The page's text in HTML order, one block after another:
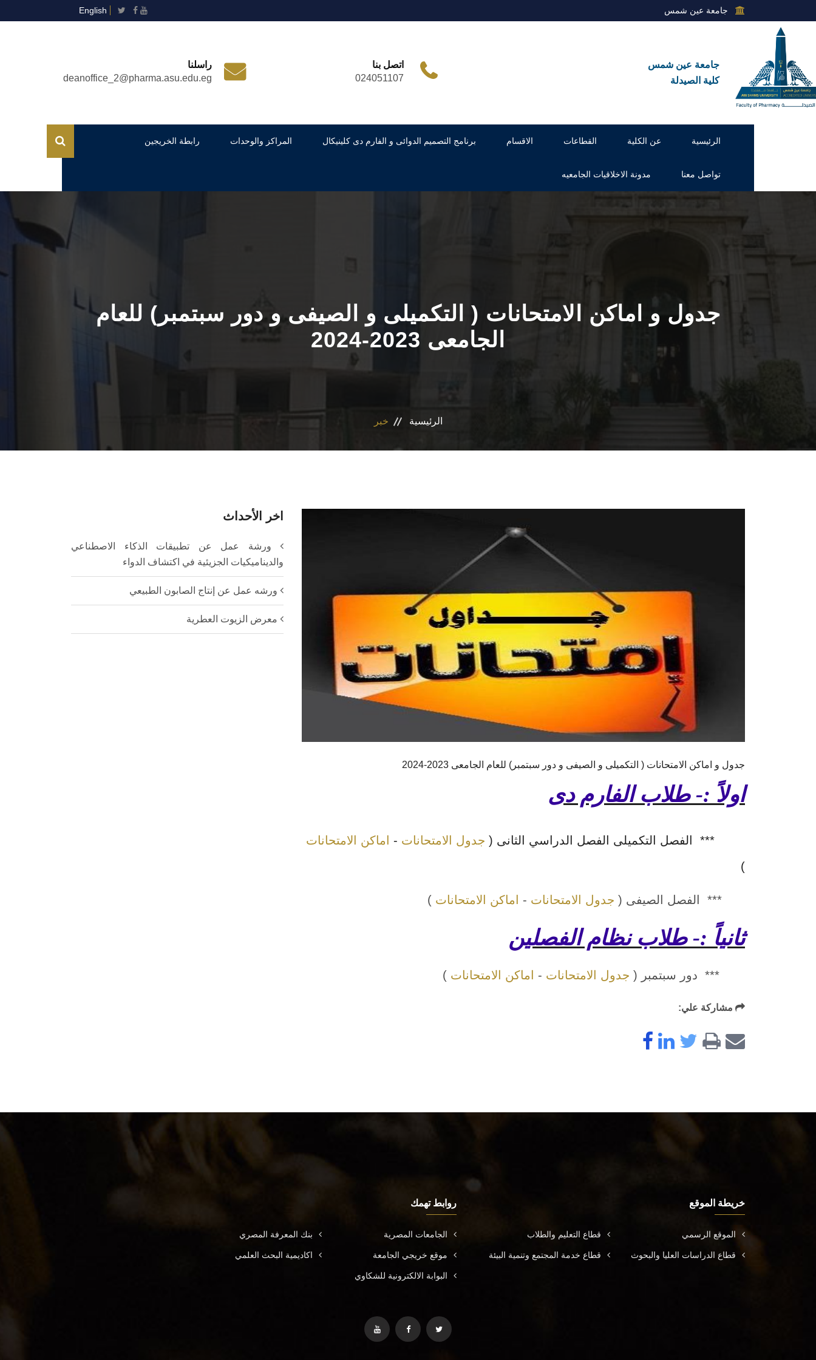
جامعة عين شمس English
جامعة عين شمس
كلية الصيدلة
اتصل بنا
024051107
راسلنا
deanoffice_2@pharma.asu.edu.eg
الرئيسية عن الكلية القطاعات الاقسام برنامج التصميم الدوائى و الفارم دى كلينيكال المراكز والوحدات رابطة الخريجين
تواصل معنا مدونة الاخلاقيات الجامعيه
جدول و اماكن الامتحانات ( التكميلى و الصيفى و دور سبتمبر) للعام
الجامعى 2023-2024
الرئيسية خبر
جدول و اماكن الامتحانات ( التكميلى و الصيفى و دور سبتمبر) للعام الجامعى 2023-2024
اولاً :- طلاب الفارم دى
*** الفصل التكميلى الفصل الدراسي الثانى ( جدول الامتحانات -
اماكن الامتحانات
)
*** الفصل الصيفى ( جدول الامتحانات - اماكن الامتحانات )
ثانياً :- طلاب نظام الفصلين
*** دور سبتمبر ( جدول الامتحانات - اماكن الامتحانات )
مشاركة علي:
اخر الأحداث
ورشة عمل عن تطبيقات الذكاء الاصطناعي
والديناميكيات الجزيئية في اكتشاف الدواء
ورشه عمل عن إنتاج الصابون الطبيعي
معرض الزيوت العطرية
خريطة الموقع
الموقع الرسمي قطاع التعليم والطلاب
قطاع الدراسات العليا والبحوث قطاع خدمة المجتمع وتنمية البيئة
روابط تهمك
الجامعات المصرية بنك المعرفة المصري
موقع خريجي الجامعة اكاديمية البحث العلمي
البوابة الالكترونية للشكاوي